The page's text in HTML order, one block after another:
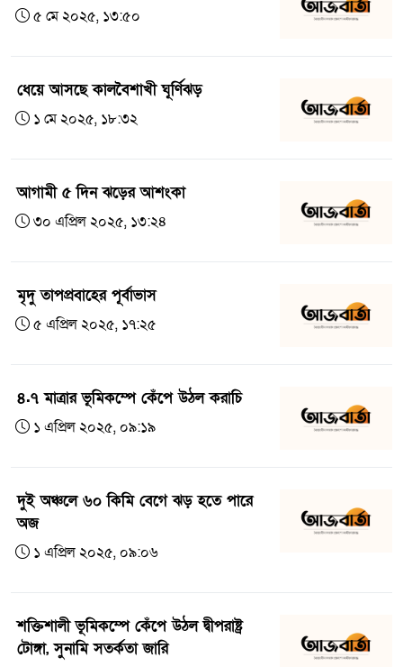
৫ মে ২০২৫, ১৩:৫০
ধেয়ে আসছে কালবৈশাখী ঘূর্ণিঝড়
১ মে ২০২৫, ১৮:৩২
আগামী ৫ দিন ঝড়ের আশংকা
৩০ এপ্রিল ২০২৫, ১৩:২৪
মৃদু তাপপ্রবাহের পূর্বাভাস
৫ এপ্রিল ২০২৫, ১৭:২৫
৪.৭ মাত্রার ভূমিকম্পে কেঁপে উঠল করাচি
১ এপ্রিল ২০২৫, ০৯:১৯
দুই অঞ্চলে ৬০ কিমি বেগে ঝড় হতে পারে
অজ
১ এপ্রিল ২০২৫, ০৯:০৬
শক্তিশালী ভূমিকম্পে কেঁপে উঠল দ্বীপরাষ্ট্র
টোঙ্গা, সুনামি সতর্কতা জারি